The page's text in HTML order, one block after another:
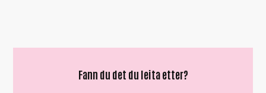
Fann du det du leita etter?